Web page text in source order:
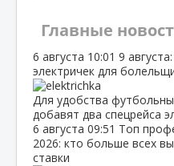
Главные
6 августа 10:01 9
электричек для
Для удобства
добавят два спецрейса
6 августа 09:51 Топ
2026: кто больше всех
ставки